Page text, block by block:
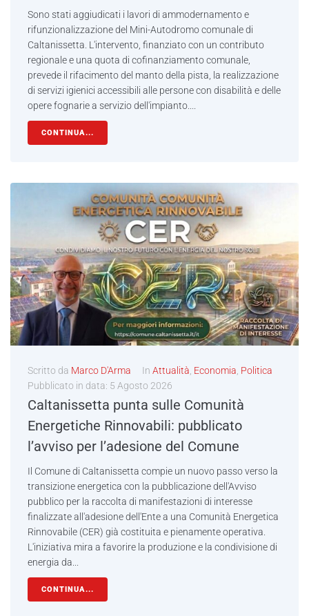
Sono stati aggiudicati i lavori di ammodernamento e
rifunzionalizzazione del Mini-Autodromo comunale di
Caltanissetta. L'intervento, finanziato con un contributo
regionale e una quota di cofinanziamento comunale,
prevede il rifacimento del manto della pista, la realizzazione
di servizi igienici accessibili alle persone con disabilità e delle
opere fognarie a servizio dell'impianto....
CONTINUA...
Scritto da Marco D'Arma In Attualità Economia Politica
Pubblicato in data: 5 Agosto 2026
Caltanissetta punta sulle Comunità
Energetiche Rinnovabili: pubblicato
l’avviso per l’adesione del Comune
Il Comune di Caltanissetta compie un nuovo passo verso la
transizione energetica con la pubblicazione dell'Avviso
pubblico per la raccolta di manifestazioni di interesse
finalizzate all'adesione dell'Ente a una Comunità Energetica
Rinnovabile (CER) già costituita e pienamente operativa.
L'iniziativa mira a favorire la produzione e la condivisione di
energia da...
CONTINUA...